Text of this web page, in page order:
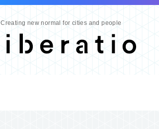
Creating new normal for cities and people